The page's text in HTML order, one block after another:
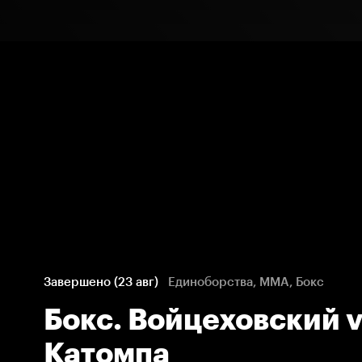
Завершено (23 авг) Единоборства, ММА, Бокс
Бокс. Войцеховский
Катомпа